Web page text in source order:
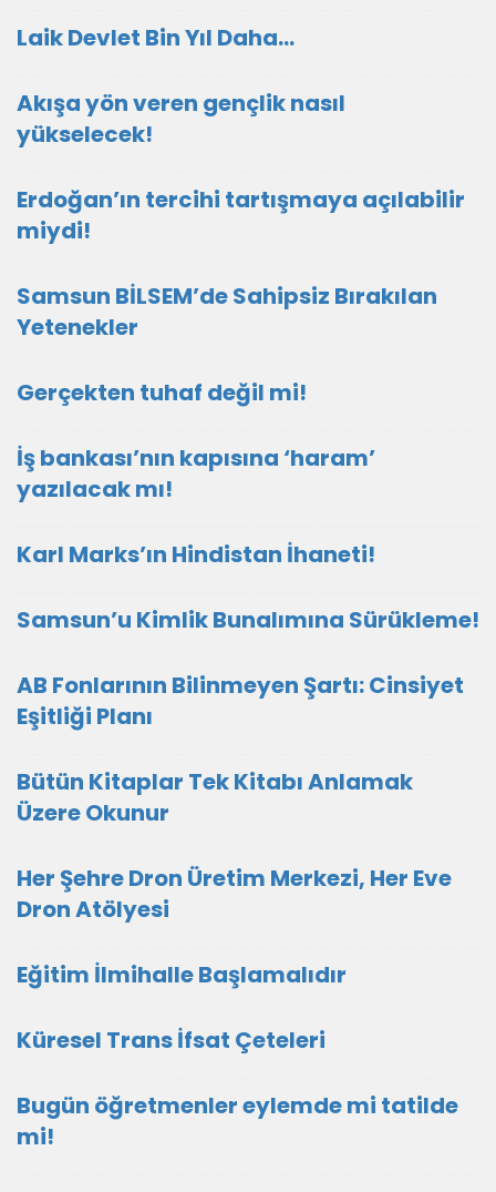
Laik Devlet Bin Yıl Daha…
Akışa yön veren gençlik nasıl
yükselecek!
Erdoğan’ın tercihi tartışmaya açılabilir
miydi!
Samsun BİLSEM’de Sahipsiz Bırakılan
Yetenekler
Gerçekten tuhaf değil mi!
İş bankası’nın kapısına ‘haram’
yazılacak mı!
Karl Marks’ın Hindistan İhaneti!
Samsun’u Kimlik Bunalımına Sürükleme!
AB Fonlarının Bilinmeyen Şartı: Cinsiyet
Eşitliği Planı
Bütün Kitaplar Tek Kitabı Anlamak
Üzere Okunur
Her Şehre Dron Üretim Merkezi, Her Eve
Dron Atölyesi
Eğitim İlmihalle Başlamalıdır
Küresel Trans İfsat Çeteleri
Bugün öğretmenler eylemde mi tatilde
mi!